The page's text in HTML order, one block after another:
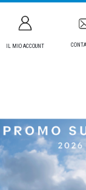
IL MIO ACCOUNT